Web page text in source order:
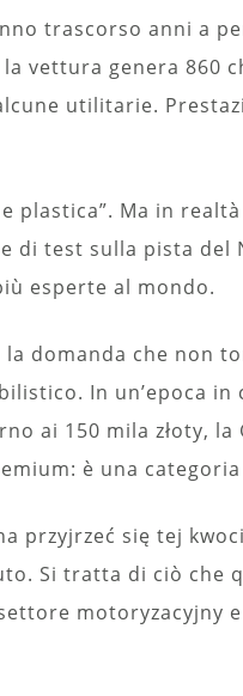
trascorso anni a
vettura genera 860
utilitarie.
plastica”. Ma in
di test sulla pista del
esperte al mondo.
la domanda che non
In un’epoca in
ai 150 mila złoty, la
è una
przyjrzeć się tej
Si tratta di ciò che
motoryzacyjny